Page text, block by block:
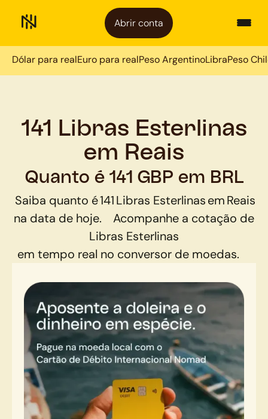
Abrir conta
Dólar para realEuro para realPeso ArgentinoLibraPeso
141 Libras Esterlinas
em Reais
Quanto é 141 GBP em BRL
Saiba quanto é141Libras EsterlinasemReais
na data de hoje.
Acompanhe a cotação de
Libras Esterlinas
em tempo real no conversor de moedas.